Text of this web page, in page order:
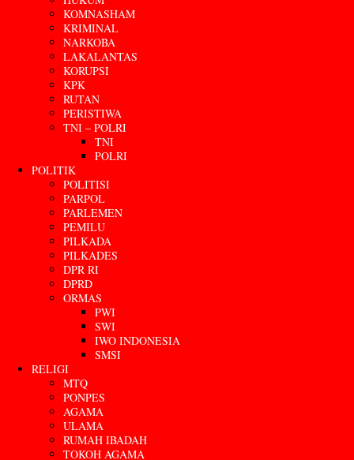
KOMNASHAM
KRIMINAL
NARKOBA
LAKALANTAS
KORUPSI
KPK
RUTAN
PERISTIWA
TNI – POLRI
TNI
POLRI
POLITIK
POLITISI
PARPOL
PARLEMEN
PEMILU
PILKADA
PILKADES
DPR RI
DPRD
ORMAS
PWI
SWI
IWO INDONESIA
SMSI
RELIGI
MTQ
PONPES
AGAMA
ULAMA
RUMAH IBADAH
TOKOH AGAMA